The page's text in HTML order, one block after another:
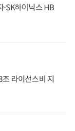
하이닉스 HB
라이선스비 지